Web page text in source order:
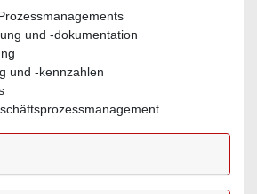
und -dokumentation
und -kennzahlen